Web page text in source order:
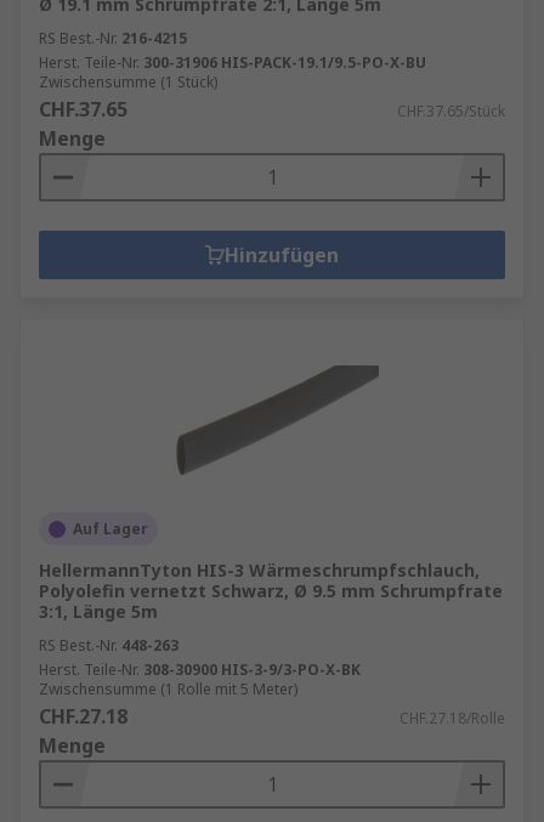
RS Best.-Nr. 216-4215
Herst. Teile-Nr. 300-31906 HIS-PACK-19.1/9.5-PO-X-BU
Zwischensumme (1 Stück)
CHF.37.65 CHF.37.65/Stück
Menge
Hinzufügen
Auf Lager
HellermannTyton HIS-3 Wärmeschrumpfschlauch,
Polyolefin vernetzt Schwarz, Ø 9.5 mm Schrumpfrate
3:1, Länge 5m
RS Best.-Nr. 448-263
Herst. Teile-Nr. 308-30900 HIS-3-9/3-PO-X-BK
Zwischensumme (1 Rolle mit 5 Meter)
CHF.27.18 CHF.27.18/Rolle
Menge